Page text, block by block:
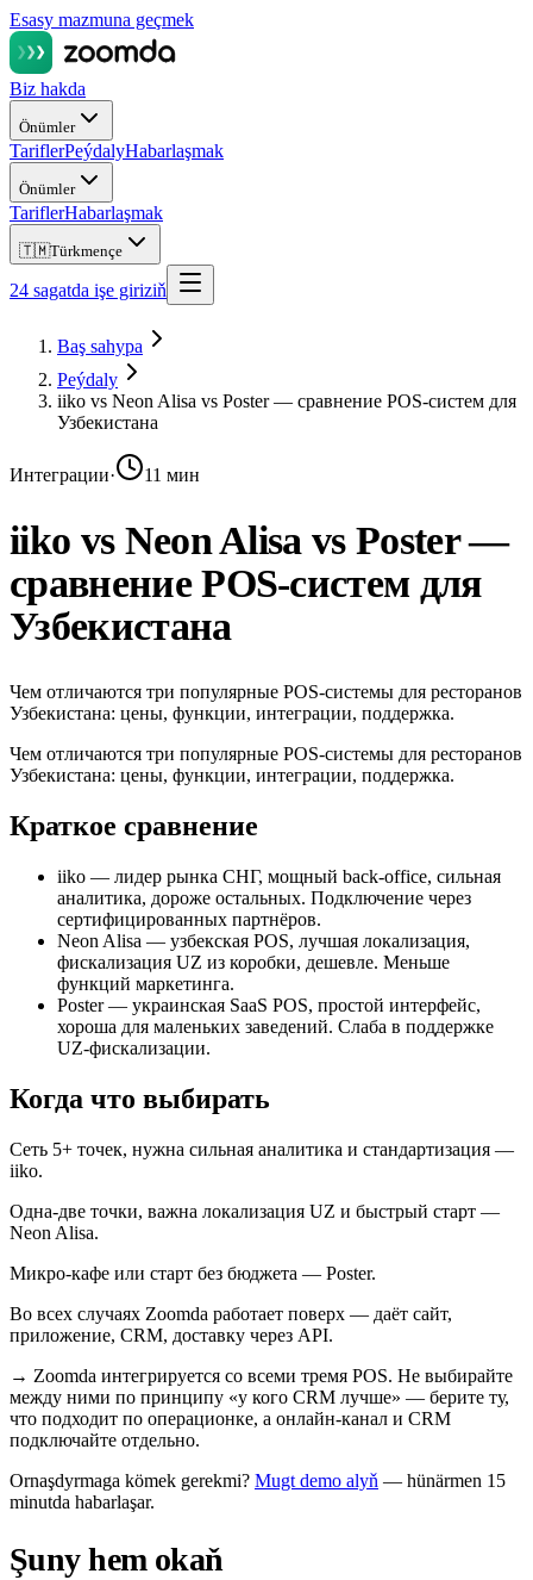
Esasy mazmuna geçmek
Biz hakda
Önümler
TariflerPeýdalyHabarlaşmak
Önümler
TariflerHabarlaşmak
🇹🇲Türkmençe
24 sagatda işe giriziň
Baş sahypa
Peýdaly
iiko vs Neon Alisa vs Poster — сравнение POS-систем для
Узбекистана
Интеграции· 11 мин
iiko vs Neon Alisa vs Poster —
сравнение POS-систем для
Узбекистана
Чем отличаются три популярные POS-системы для ресторанов
Узбекистана: цены, функции, интеграции, поддержка.
Чем отличаются три популярные POS-системы для ресторанов
Узбекистана: цены, функции, интеграции, поддержка.
Краткое сравнение
iiko — лидер рынка СНГ, мощный back-office, сильная
аналитика, дороже остальных. Подключение через
сертифицированных партнёров.
Neon Alisa — узбекская POS, лучшая локализация,
фискализация UZ из коробки, дешевле. Меньше
функций маркетинга.
Poster — украинская SaaS POS, простой интерфейс,
хороша для маленьких заведений. Слаба в поддержке
UZ-фискализации.
Когда что выбирать
Сеть 5+ точек, нужна сильная аналитика и стандартизация —
iiko.
Одна-две точки, важна локализация UZ и быстрый старт —
Neon Alisa.
Микро-кафе или старт без бюджета — Poster.
Во всех случаях Zoomda работает поверх — даёт сайт,
приложение, CRM, доставку через API.
→ Zoomda интегрируется со всеми тремя POS. Не выбирайте
между ними по принципу «у кого CRM лучше» — берите ту,
что подходит по операционке, а онлайн-канал и CRM
подключайте отдельно.
Ornaşdyrmaga kömek gerekmi? Mugt demo alyň — hünärmen 15
minutda habarlaşar.
Şuny hem okaň